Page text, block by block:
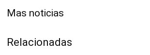
Mas noticias
Relacionadas